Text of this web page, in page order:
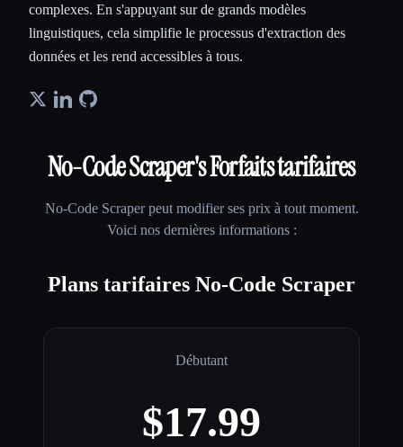
complexes. En s'appuyant sur de grands modèles
linguistiques, cela simplifie le processus d'extraction des
données et les rend accessibles à tous.
No-Code Scraper's Forfaits tarifaires
No-Code Scraperpeut modifier ses prix à tout moment.
Voici nos dernières informations :
Plans tarifaires No-Code Scraper
Débutant
$17.99